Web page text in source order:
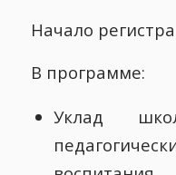
Начало
В программе:
Уклад